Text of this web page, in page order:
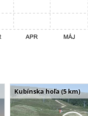
Kubínska hoľa (5 km)